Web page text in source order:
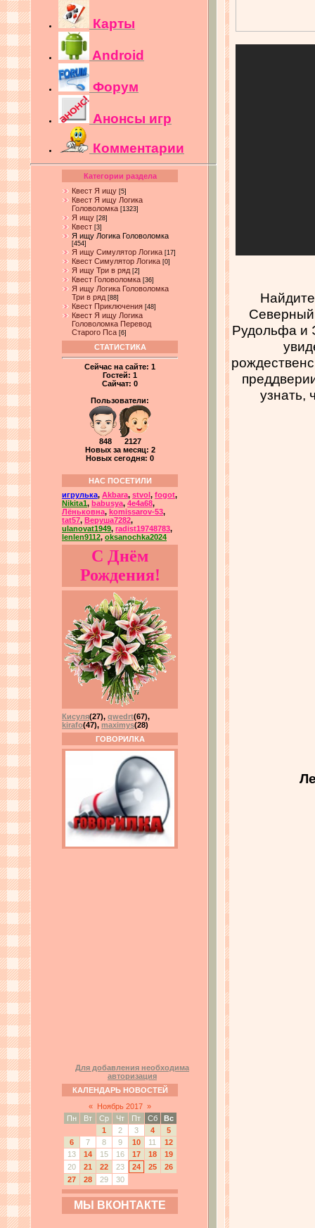
Карты
Android
Форум
Анонсы игр
Комментарии
Категории раздела
Квест Я ищу [5]
Квест Я ищу Логика
Головоломка [1323]
Я ищу [28]
Квест [3]
Я ищу Логика Головоломка
[454]
Я ищу Симулятор Логика [17]
Квест Симулятор Логика [0]
Я ищу Три в ряд [2]
Квест Головоломка [36]
Я ищу Логика Головоломка
Три в ряд [88]
Квест Приключения [48]
Квест Я ищу Логика
Головоломка Перевод
Старого Пса [6]
СТАТИСТИКА
Сейчас на сайте: 1
Гостей: 1
Сайчат: 0
Пользователи:
848 2127
Новых за месяц: 2
Новых сегодня: 0
НАС ПОСЕТИЛИ
игрулька, Akbara, stvol , fogot,
Nikita1, babusya, 4e4a68,
Лёньковна, komissarov-53,
tat57, Веруша7282,
ulanovat1949, radist19748783,
lenlen9112, oksanochka2024
С Днём
Рождения!
Кисуля(27), qwedrt(67),
kirafo(47), maximys(28)
ГОВОРИЛКА
Для добавления необходима
авторизация
КАЛЕНДАРЬ НОВОСТЕЙ
«
Ноябрь 2017 »
Пн
Вт Ср Чт Пт Сб
Вс
1
2 3 4
5
6
7 8 9 10 11
12
13
14 15 16 17 18
19
20
21 22 23 24 25
26
27
28 29 30
МЫ ВКОНТАКТЕ
Северный
Рудольфа и
узнать,